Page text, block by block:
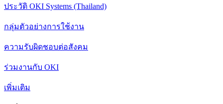
ประวัติ OKI Systems (Thailand)
กลุ่มตัวอย่างการใช้งาน
ความรับผิดชอบต่อสังคม
ร่วมงานกับ OKI
เพิ่มเติม